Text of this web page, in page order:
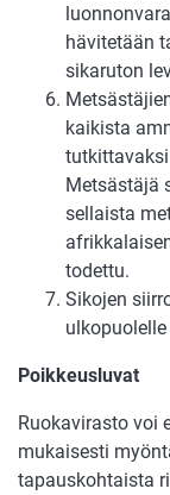
hävitetään
sikaruton
kaikista
Metsästäjä
sellaista
todettu.
Sikojen
Poikkeusluvat
Ruokavirasto voi
mukaisesti
tapauskohtaista